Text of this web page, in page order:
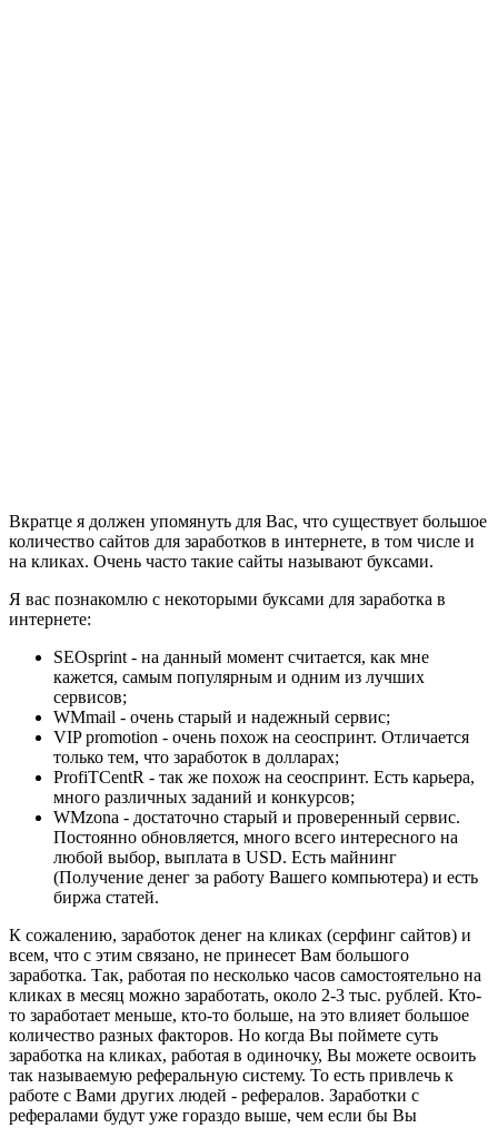
Вкратце я должен упомянуть для Вас, что существует большое
количество сайтов для заработков в интернете, в том числе и
на кликах. Очень часто такие сайты называют буксами.
Я вас познакомлю с некоторыми буксами для заработка в
интернете:
SEOsprint - на данный момент считается, как мне
кажется, самым популярным и одним из лучших
сервисов;
WMmail - очень старый и надежный сервис;
VIP promotion - очень похож на сеоспринт. Отличается
только тем, что заработок в долларах;
ProfiTCentR - так же похож на сеоспринт. Есть карьера,
много различных заданий и конкурсов;
WMzona - достаточно старый и проверенный сервис.
Постоянно обновляется, много всего интересного на
любой выбор, выплата в USD. Есть майнинг
(Получение денег за работу Вашего компьютера) и есть
биржа статей.
К сожалению, заработок денег на кликах (серфинг сайтов) и
всем, что с этим связано, не принесет Вам большого
заработка. Так, работая по несколько часов самостоятельно на
кликах в месяц можно заработать, около 2-3 тыс. рублей. Кто-
то заработает меньше, кто-то больше, на это влияет большое
количество разных факторов. Но когда Вы поймете суть
заработка на кликах, работая в одиночку, Вы можете освоить
так называемую реферальную систему. То есть привлечь к
работе с Вами других людей - рефералов. Заработки с
рефералами будут уже гораздо выше, чем если бы Вы